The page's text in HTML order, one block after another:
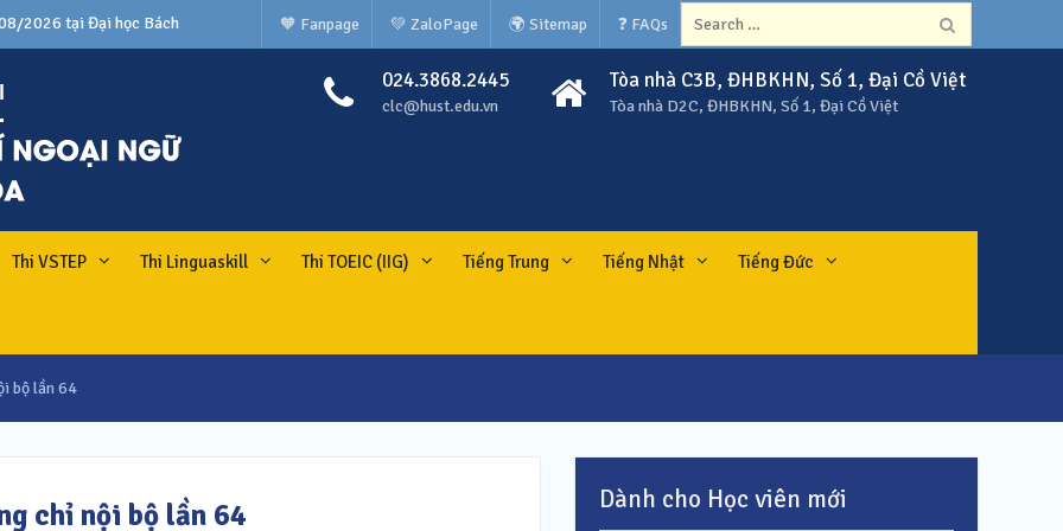
2026 tại Đại học Bách
🧡 Fanpage 💚 ZaloPage 🌍 Sitemap ❓ FAQs
for:
024.3868.2445
clc@hust.edu.vn
Tòa nhà C3B, ĐHBKHN, Số 1, Đại Cồ Việt
Tòa nhà D2C, ĐHBKHN, Số 1, Đại Cồ Việt
Thi VSTEP Thi Linguaskill Thi TOEIC (IIG) Tiếng Trung Tiếng Nhật Tiếng Đức
bộ lần 64
chỉ nội bộ lần 64 Dành cho Học viên mới